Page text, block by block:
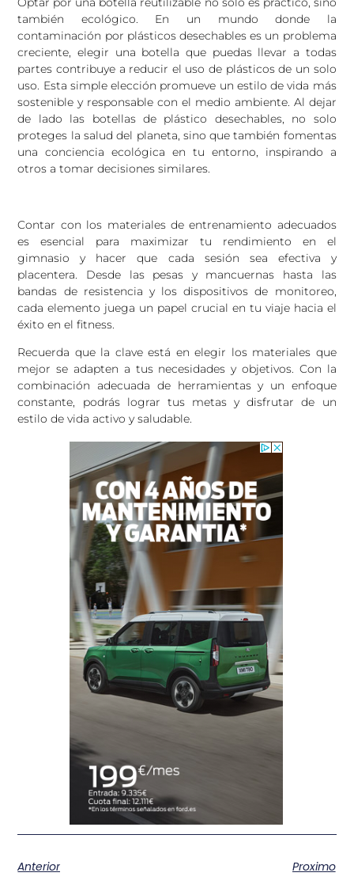
también ecológico. En un mundo donde la
contaminación por plásticos desechables es un problema
creciente, elegir una botella que puedas llevar a todas
partes contribuye a reducir el uso de plásticos de un solo
uso. Esta simple elección promueve un estilo de vida más
sostenible y responsable con el medio ambiente. Al dejar
de lado las botellas de plástico desechables, no solo
proteges la salud del planeta, sino que también fomentas
una conciencia ecológica en tu entorno, inspirando a
otros a tomar decisiones similares.
Contar con los materiales de entrenamiento adecuados
es esencial para maximizar tu rendimiento en el
gimnasio y hacer que cada sesión sea efectiva y
placentera. Desde las pesas y mancuernas hasta las
bandas de resistencia y los dispositivos de monitoreo,
cada elemento juega un papel crucial en tu viaje hacia el
éxito en el fitness.
Recuerda que la clave está en elegir los materiales que
mejor se adapten a tus necesidades y objetivos. Con la
combinación adecuada de herramientas y un enfoque
constante, podrás lograr tus metas y disfrutar de un
estilo de vida activo y saludable.
Anterior Proximo